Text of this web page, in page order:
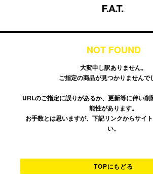
NOT FOUND
大変申し訳ありません。
ご指定の商品が見つかりませんで
URLのご指定に誤りがあるか、更新等に伴い削
能性があります。
お手数とは思いますが、下記リンクからサイ
い。
TOPにもどる